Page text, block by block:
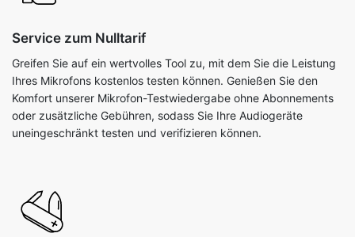
Service zum Nulltarif
Greifen Sie auf ein wertvolles Tool zu, mit dem Sie die Leistung
Ihres Mikrofons kostenlos testen können. Genießen Sie den
Komfort unserer Mikrofon-Testwiedergabe ohne Abonnements
oder zusätzliche Gebühren, sodass Sie Ihre Audiogeräte
uneingeschränkt testen und verifizieren können.